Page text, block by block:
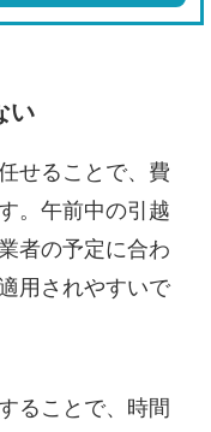
い
せることで、費
。午前中の引越
者の予定に合わ
用されやすいで
ることで、時間